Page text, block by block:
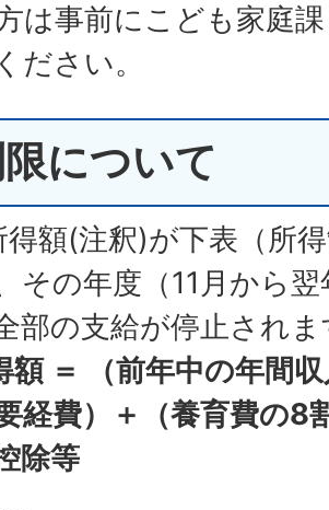
は事前にこども家庭
ださい。
について
額(注釈)が下表（所
その年度（11月から
部の支給が停止され
額 ＝ （前年中の年間
経費）＋（養育費の
除等